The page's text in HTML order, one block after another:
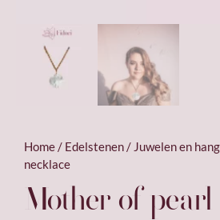
Home/ Edelstenen/ Juwelen en
necklace
Mother of pearl